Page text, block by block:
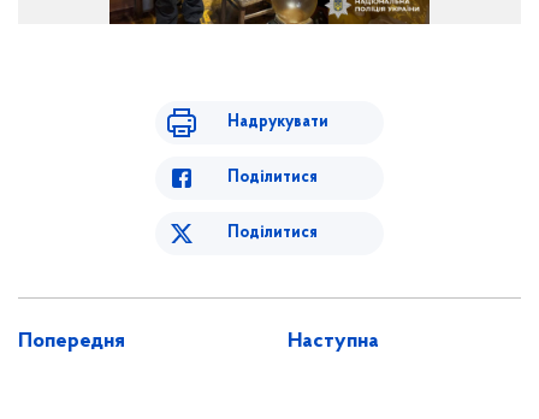
Надрукувати
Поділитися
Поділитися
Попередня Наступна